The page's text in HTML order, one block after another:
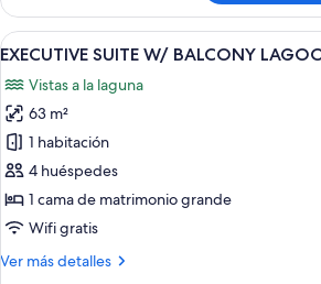
QUEEN
BED
CITY
WITH
BALCONY
Abrir
todas
las
fotos
de
EXECUTIVE
SUITE
W/
BALCONY
LAGOON
Una
14
EXECUTIVE SUITE W/ BALCONY
Vistas a la laguna
63 m²
1 habitación
4 huéspedes
1 cama de matrimonio grande
Wifi gratis
Ver más detalles
Más